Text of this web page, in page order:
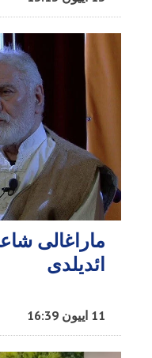
ماراغالی
ائدیلدی
11 اییون 16:39